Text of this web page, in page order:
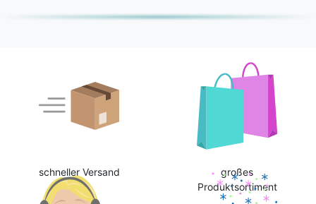
schneller Versand
großes
Produktsortiment